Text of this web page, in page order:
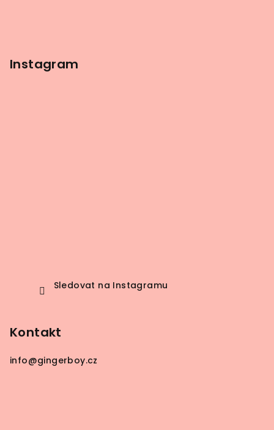
Instagram
Sledovat na Instagramu
Kontakt
info@gingerboy.cz